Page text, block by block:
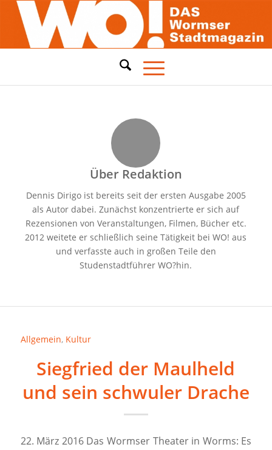
Über Redaktion
Dennis Dirigo ist bereits seit der ersten Ausgabe 2005
als Autor dabei. Zunächst konzentrierte er sich auf
Rezensionen von Veranstaltungen, Filmen, Bücher etc.
2012 weitete er schließlich seine Tätigkeit bei WO! aus
und verfasste auch in großen Teile den
Studenstadtführer WO?hin.
Allgemein, Kultur
Siegfried der Maulheld
und sein schwuler Drache
22. März 2016 Das Wormser Theater in Worms: Es